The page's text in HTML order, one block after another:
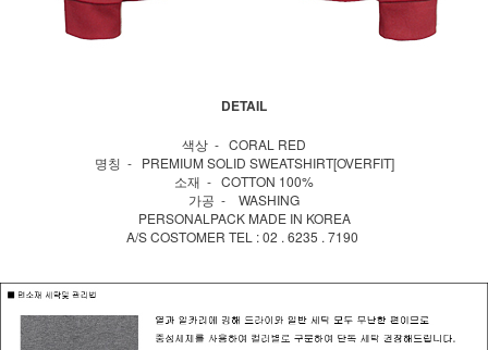
DETAIL
색상 - CORAL RED
명칭 - PREMIUM SOLID SWEATSHIRT[OVERFIT]
소재 - COTTON 100%
가공 - WASHING
PERSONALPACK MADE IN KOREA
A/S COSTOMER TEL : 02 . 6235 . 7190